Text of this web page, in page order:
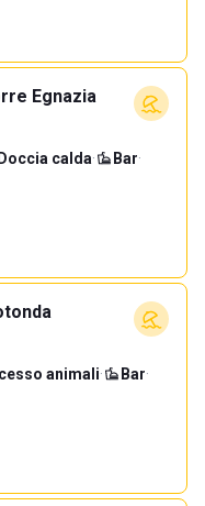
Egnazia
Doccia calda· Bar·
animali· Bar·